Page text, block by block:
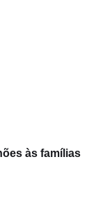
às famílias